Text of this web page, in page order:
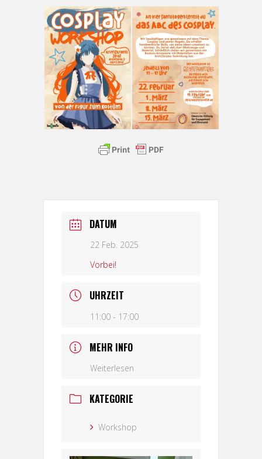
DATUM
22 Feb. 2025
Vorbei!
UHRZEIT
11:00 - 17:00
MEHR INFO
Weiterlesen
KATEGORIE
Workshop